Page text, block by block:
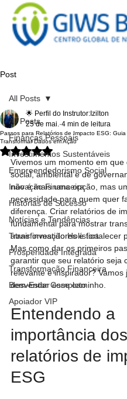
Post
All Posts
Finanças Pessoais
Investimentos Sustentáveis
Empreendedorismo Social
Inovação Financeira
Histórias de Sucesso
Notícias e Tendências
Transformação Holística
Prosperidade Integrada
Transformação Financeira
Bem-Estar Completo
Apoiador VIP
All Posts
Passos para Relatórios de Impacto ESG: Guia
Transformar Dados em Ação
🌟 Perfil do Instrutor:Izilton
25 de mai. 4 min de leitura
Avaliado com NaN de 5 estrelas.
Vivemos um momento em que
social, ambiental e de
não é mais uma opção, mas
necessidade para quem quer
diferença. Criar relatórios de
fundamental para mostrar
atrair investidores e fortalecer
Mas como dar os primeiros
garantir que seu relatório seja
relevante e inspirador? Vamos
desvendar esse caminho.
Entendendo a
importância dos
relatórios de
ESG